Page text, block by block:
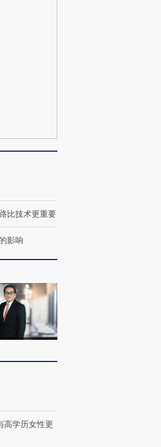
比技术更重要
影响
高学历女性更